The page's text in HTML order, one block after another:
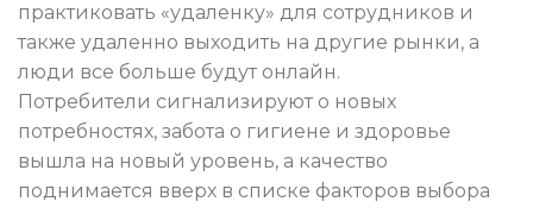
практиковать «удаленку» для сотрудников и
также удаленно выходить на другие рынки, а
люди все больше будут онлайн.
Потребители сигнализируют о новых
потребностях, забота о гигиене и здоровье
вышла на новый уровень, а качество
поднимается вверх в списке факторов выбора